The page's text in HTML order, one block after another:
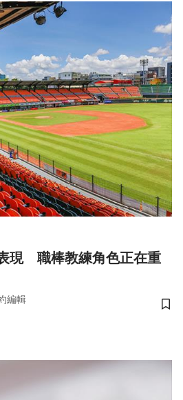
現 職棒教練角色正在重
編輯
儲